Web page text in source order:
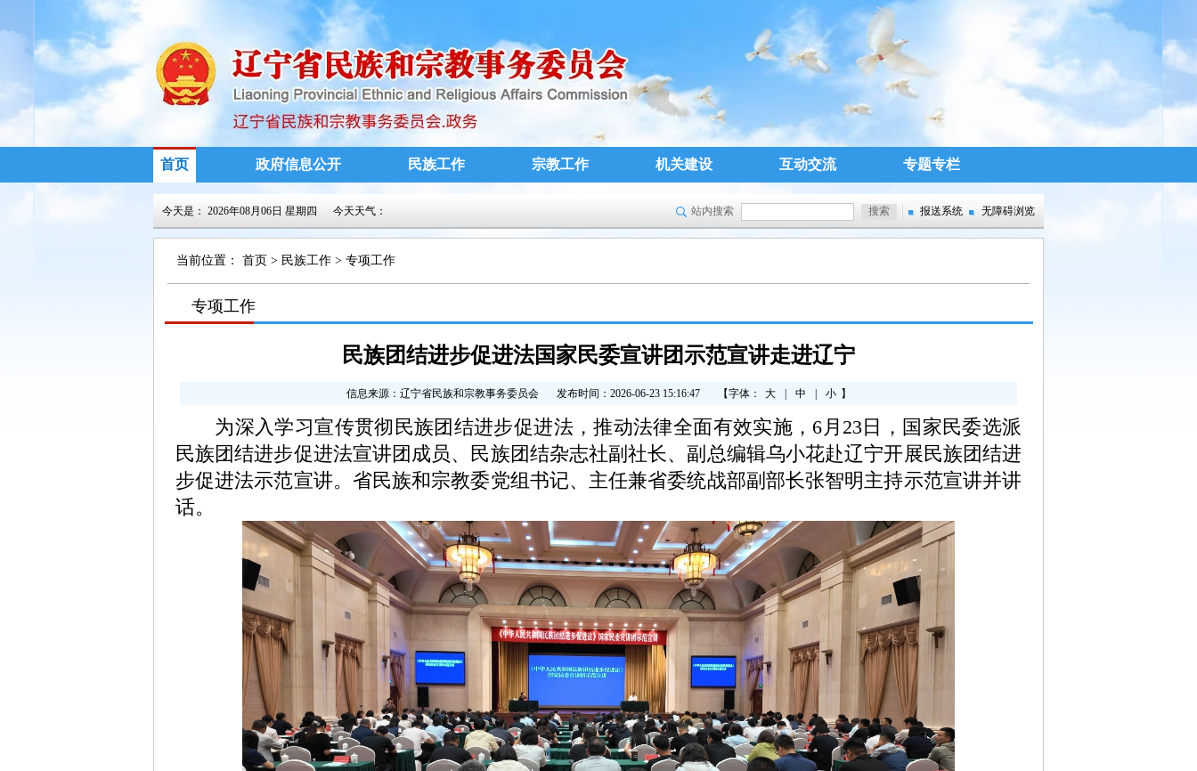
首页 政府信息公开 民族工作 宗教工作 机关建设 互动交流 专题专栏
今天是： 2026年08月06日 星期四 今天天气： 站内搜索 报送系统 无障碍浏览
当前位置： 首页 > 民族工作 > 专项工作
>>
专项工作
民族团结进步促进法国家民委宣讲团示范宣讲走进辽宁
信息来源：辽宁省民族和宗教事务委员会 发布时间：2026-06-23 15:16:47 【字体： 大 中 小 】
为深入学习宣传贯彻民族团结进步促进法，推动法律全面有效实施，6月23日，国家民委选派
民族团结进步促进法宣讲团成员、民族团结杂志社副社长、副总编辑乌小花赴辽宁开展民族团结进
步促进法示范宣讲。省民族和宗教委党组书记、主任兼省委统战部副部长张智明主持示范宣讲并讲
话。